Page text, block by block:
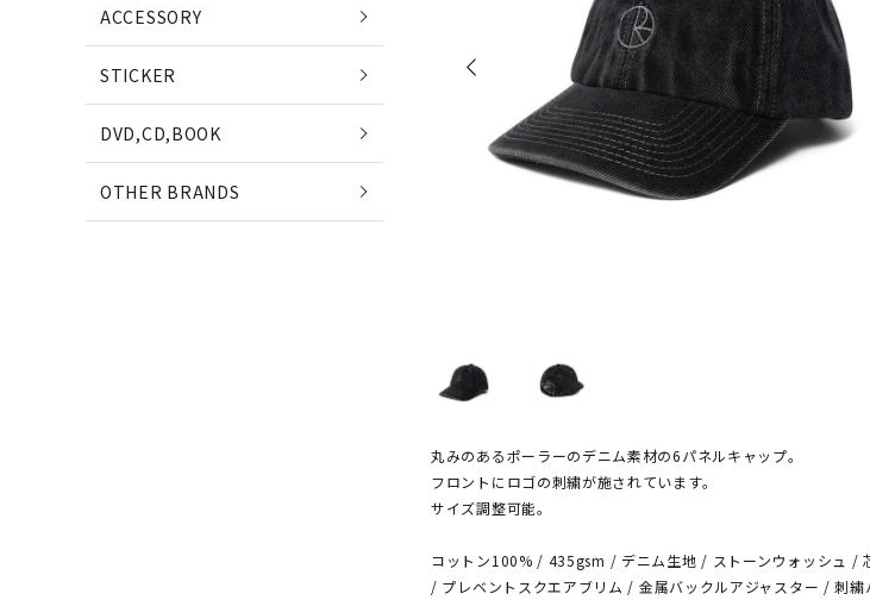
(クウォータースナックス)
EVISEN SKATEBOARDS
(エビセン・スケートボード)
SLD SKATEBOARDS
(エスエルディー)
PALACE
(パレス)
丸みのあるポーラーのデニム素材の6パネルキャップ。
フロントにロゴの刺繍が施されています。
サイズ調整可能。
コットン100% / 435gsm / デニム生地 / ストーンウォッシュ /
/ プレベントスクエアブリム / 金属バックルアジャスター / 刺繍
ACCESSORY
STICKER
DVD,CD,BOOK
OTHER BRANDS